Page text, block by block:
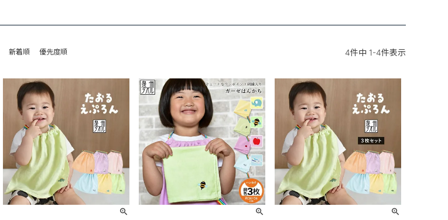
新着順 優先度順 4件中 1-4件表示